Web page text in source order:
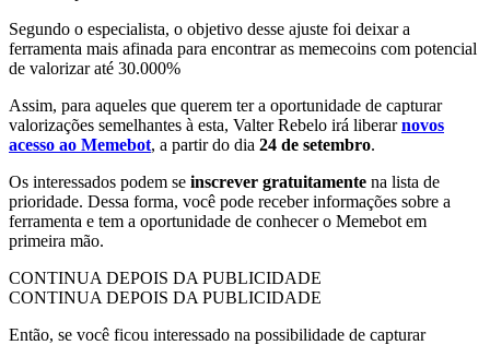
Segundo o especialista, o objetivo desse ajuste foi deixar a
ferramenta mais afinada para encontrar as memecoins com potencial
de valorizar até 30.000%
Assim, para aqueles que querem ter a oportunidade de capturar
valorizações semelhantes à esta, Valter Rebelo irá liberarnovos
acesso ao Memebot, a partir do dia 24 de setembro.
Os interessados podem se inscrever gratuitamente na lista de
prioridade. Dessa forma, você pode receber informações sobre a
ferramenta e tem a oportunidade de conhecer o Memebot em
primeira mão.
CONTINUA DEPOIS DA PUBLICIDADE
CONTINUA DEPOIS DA PUBLICIDADE
Então, se você ficou interessado na possibilidade de capturar